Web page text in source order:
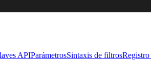
APIParámetrosSintaxis de filtrosRegistro